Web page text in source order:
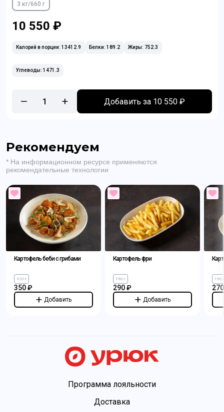
3 кг/660 г
10 550 ₽
Калорий в порции: 13412.9 Белки: 189.2 Жиры: 752.3
Углеводы: 1471.3
1 Добавить за 10 550 ₽
Рекомендуем
* На информационном ресурсе применяются
рекомендательные технологии
Картофель беби с грибами
210 г
350 ₽
Добавить
Картофель фри
150 г
290 ₽
Добавить
150 г
Программа лояльности
Доставка